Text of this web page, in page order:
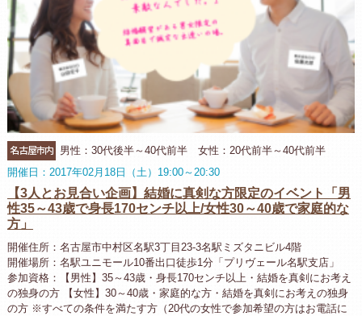
名古屋市内
男性：30代後半～40代前半 女性：20代前半～40代前半
開催日：2017年02月18日（土）19:00～20:30
【3人とお見合い企画】結婚に真剣な方限定のイベント「男
性35～43歳で身長170センチ以上/女性30～40歳で家庭的な
方」
開催住所：名古屋市中村区名駅3丁目23-3名駅ミズタニビル4階
開催場所：名駅ユニモール10番出口徒歩1分「プリヴェール名駅支店」
参加資格：【男性】35～43歳・身長170センチ以上・結婚を真剣にお考え
の独身の方 【女性】30～40歳・家庭的な方・結婚を真剣にお考えの独身
の方 ※すべての条件を満たす方（20代の女性で参加希望の方はお電話に